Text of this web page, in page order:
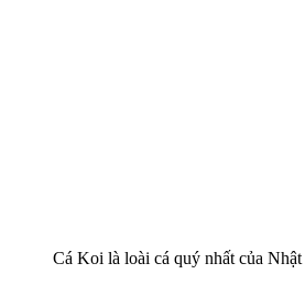
Cá Koi là loài cá quý nhất của